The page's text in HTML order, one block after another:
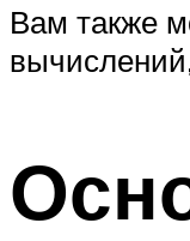
Вам также